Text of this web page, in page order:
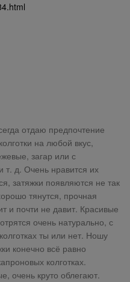
отдаю предпочтение
на любой вкус,
загар или с
т. д. Очень нравится их
затяжки появляются не так
тянутся, прочная
и почти не давит. Красивые
очень натурально, с
ты или нет. Ношу
конечно всё равно
колготках.
очень круто облегают.